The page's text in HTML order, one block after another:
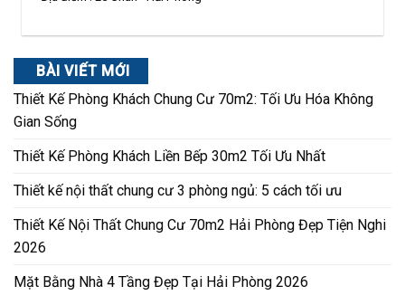
BÀI VIẾT MỚI
Thiết Kế Phòng Khách Chung Cư 70m2: Tối Ưu Hóa Không
Gian Sống
Thiết Kế Phòng Khách Liền Bếp 30m2 Tối Ưu Nhất
Thiết kế nội thất chung cư 3 phòng ngủ: 5 cách tối ưu
Thiết Kế Nội Thất Chung Cư 70m2 Hải Phòng Đẹp Tiện Nghi
2026
Mặt Bằng Nhà 4 Tầng Đẹp Tại Hải Phòng 2026